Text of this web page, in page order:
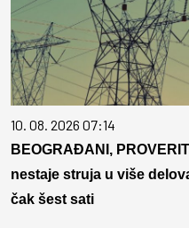
10. 08. 2026 07:14
BEOGRAĐANI,
nestaje struja u više
čak šest sati